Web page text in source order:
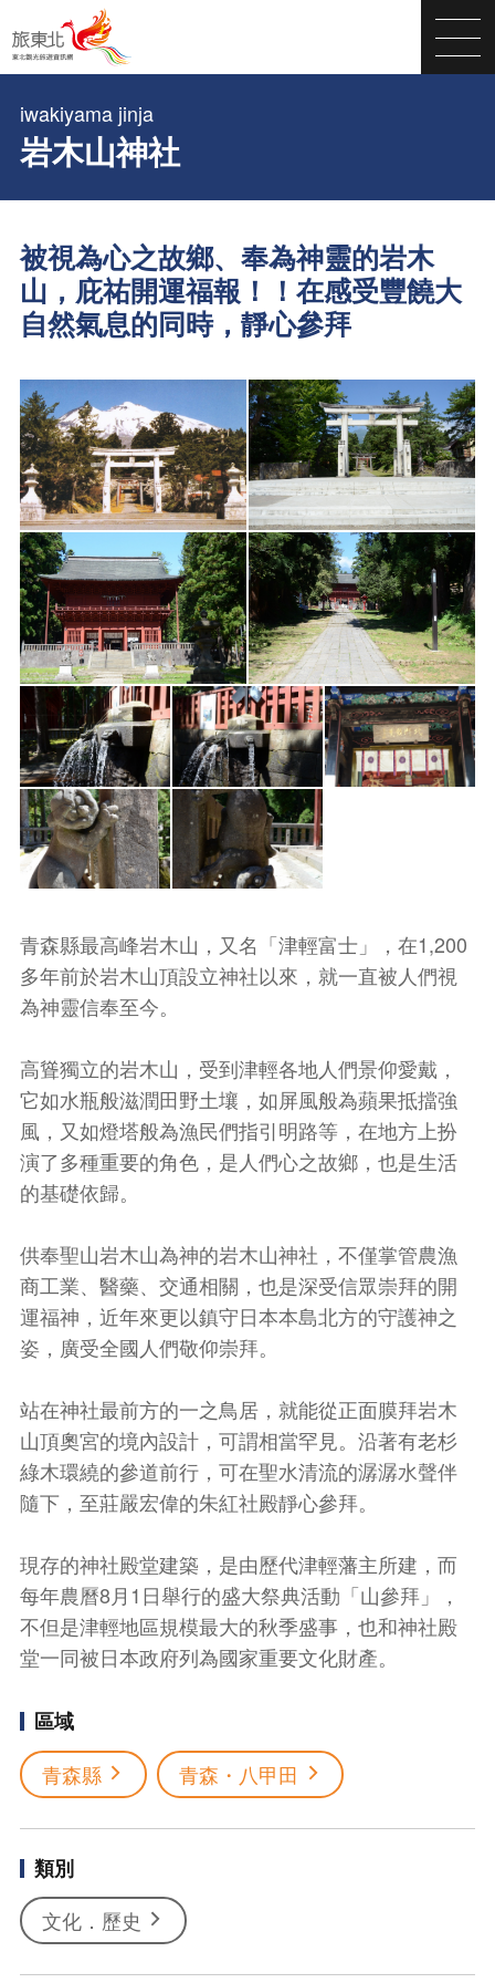
岩木山神社
iwakiyama jinja
被視為心之故鄉、奉為神靈的岩木
山，庇祐開運福報！！在感受豐饒大
自然氣息的同時，靜心參拜
青森縣最高峰岩木山，又名「津輕富士」，在1,200
多年前於岩木山頂設立神社以來，就一直被人們視
為神靈信奉至今。
高聳獨立的岩木山，受到津輕各地人們景仰愛戴，
它如水瓶般滋潤田野土壤，如屏風般為蘋果抵擋強
風，又如燈塔般為漁民們指引明路等，在地方上扮
演了多種重要的角色，是人們心之故鄉，也是生活
的基礎依歸。
供奉聖山岩木山為神的岩木山神社，不僅掌管農漁
商工業、醫藥、交通相關，也是深受信眾崇拜的開
運福神，近年來更以鎮守日本本島北方的守護神之
姿，廣受全國人們敬仰崇拜。
站在神社最前方的一之鳥居，就能從正面膜拜岩木
山頂奧宮的境內設計，可謂相當罕見。沿著有老杉
綠木環繞的參道前行，可在聖水清流的潺潺水聲伴
隨下，至莊嚴宏偉的朱紅社殿靜心參拜。
現存的神社殿堂建築，是由歷代津輕藩主所建，而
每年農曆8月1日舉行的盛大祭典活動「山參拜」，
不但是津輕地區規模最大的秋季盛事，也和神社殿
堂一同被日本政府列為國家重要文化財產。
區域
青森縣
青森・八甲田
類別
文化．歷史